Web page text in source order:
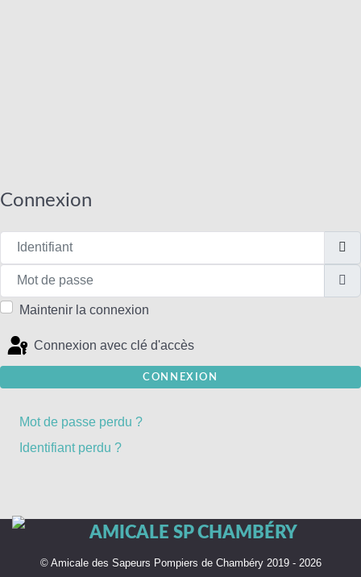
Connexion
Identifiant
Mot de passe
Maintenir la connexion
Connexion avec clé d'accès
CONNEXION
Mot de passe perdu ?
Identifiant perdu ?
© Amicale des Sapeurs Pompiers de Chambéry 2019 - 2026